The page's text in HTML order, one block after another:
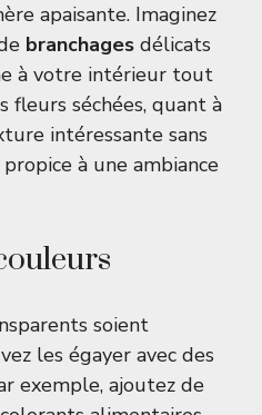
apaisante. Imaginez
branchages délicats
à votre intérieur tout
fleurs séchées, quant à
intéressante sans
à une ambiance
soient
les égayer avec des
exemple, ajoutez de